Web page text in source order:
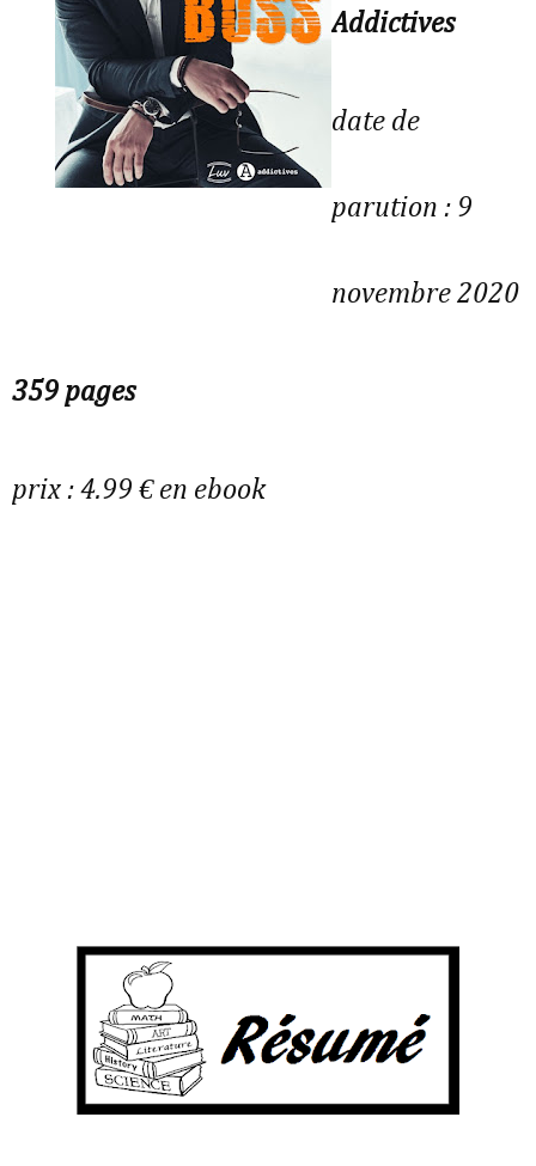
Addictives
date de
parution : 9
novembre 2020
359 pages
prix : 4.99 € en ebook